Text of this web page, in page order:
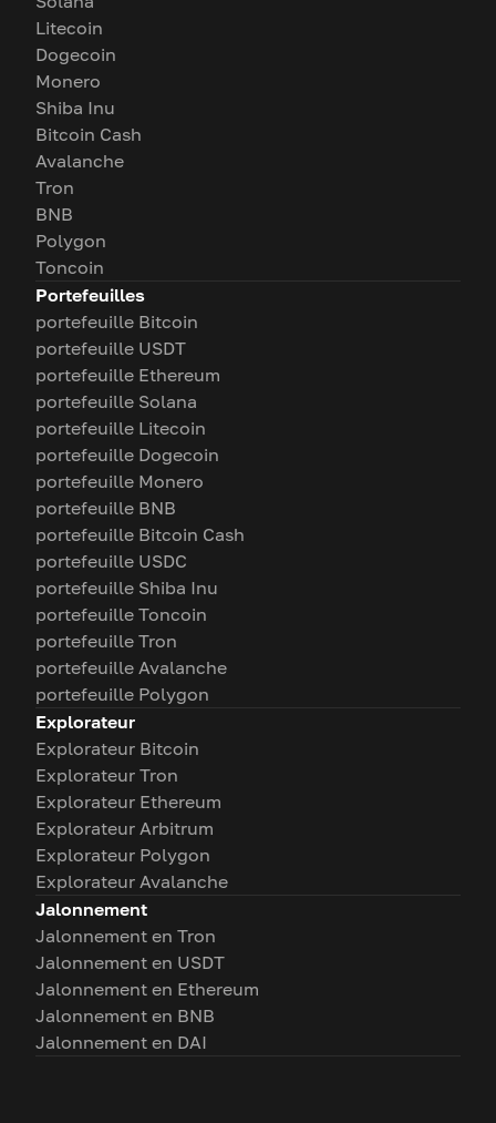
Litecoin
Dogecoin
Monero
Shiba Inu
Bitcoin Cash
Avalanche
Tron
BNB
Polygon
Toncoin
Portefeuilles
portefeuille Bitcoin
portefeuille USDT
portefeuille Ethereum
portefeuille Solana
portefeuille Litecoin
portefeuille Dogecoin
portefeuille Monero
portefeuille BNB
portefeuille Bitcoin Cash
portefeuille USDC
portefeuille Shiba Inu
portefeuille Toncoin
portefeuille Tron
portefeuille Avalanche
portefeuille Polygon
Explorateur
Explorateur Bitcoin
Explorateur Tron
Explorateur Ethereum
Explorateur Arbitrum
Explorateur Polygon
Explorateur Avalanche
Jalonnement
Jalonnement en Tron
Jalonnement en USDT
Jalonnement en Ethereum
Jalonnement en BNB
Jalonnement en DAI